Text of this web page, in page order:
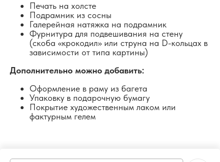
Печать на холсте
Подрамник из сосны
Галерейная натяжка на подрамник
Фурнитура для подвешивания на стену
(скоба «крокодил» или струна на D-кольцах в
зависимости от типа картины)
Дополнительно можно добавить:
Оформление в раму из багета
Упаковку в подарочную бумагу
Покрытие художественным лаком или
фактурным гелем